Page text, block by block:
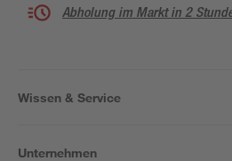
Abholung im Markt in 2
Wissen & Service
Unternehmen